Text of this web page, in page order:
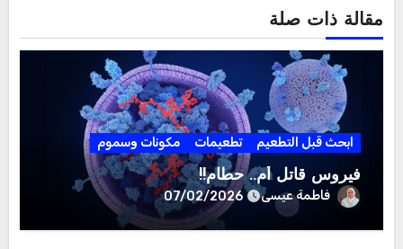
مقالة ذات صلة
ابحث قبل التطعيم تطعيمات مكونات وسموم
فيروس قاتل أم.. حطام!!
فاطمة عيسى 07/02/2026